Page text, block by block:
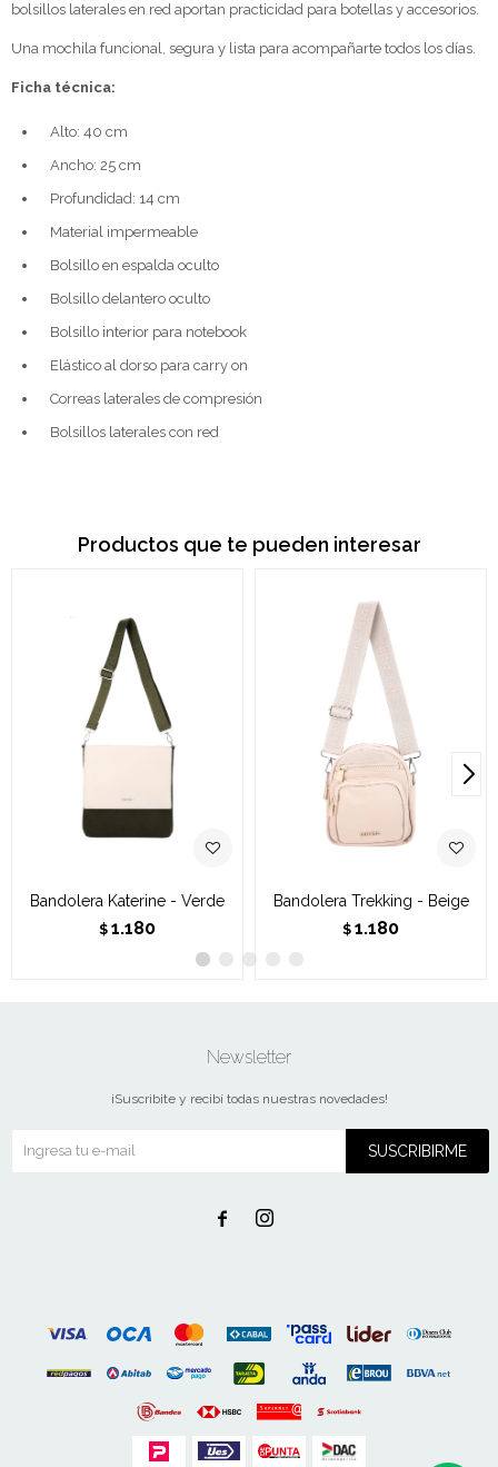
bolsillos laterales en red aportan practicidad para botellas y accesorios.
Una mochila funcional, segura y lista para acompañarte todos los días.
Ficha técnica:
Alto: 40 cm
Ancho: 25 cm
Profundidad: 14 cm
Material impermeable
Bolsillo en espalda oculto
Bolsillo delantero oculto
Bolsillo interior para notebook
Elástico al dorso para carry on
Correas laterales de compresión
Bolsillos laterales con red
Productos que te pueden interesar
Bandolera Katerine - Verde
$ 1.180
Bandolera Trekking - Beige
$ 1.180
Newsletter
¡Suscribite y recibí todas nuestras novedades!
SUSCRIBIRME
 